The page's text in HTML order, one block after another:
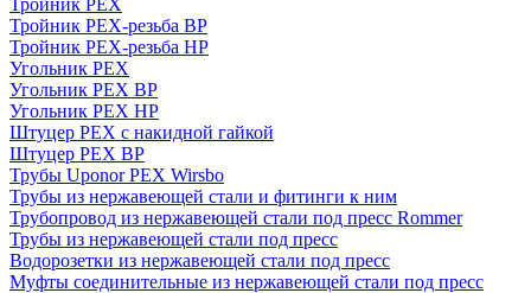
Тройник PEX-резьба ВР
Тройник PEX-резьба НР
Угольник PEX
Угольник PEX ВР
Угольник PEX НР
Штуцер PEX c накидной гайкой
Штуцер PEX ВР
Трубы Uponor PEX Wirsbo
Трубы из нержавеющей стали и фитинги к ним
Трубопровод из нержавеющей стали под пресс Rommer
Трубы из нержавеющей стали под пресс
Водорозетки из нержавеющей стали под пресс
Муфты соединительные из нержавеющей стали под пресс